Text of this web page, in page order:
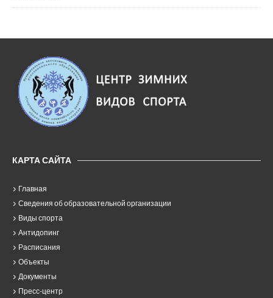
КАРТА САЙТА
Главная
Сведения об образовательной организации
Виды спорта
Антидопинг
Расписания
Объекты
Документы
Пресс-центр